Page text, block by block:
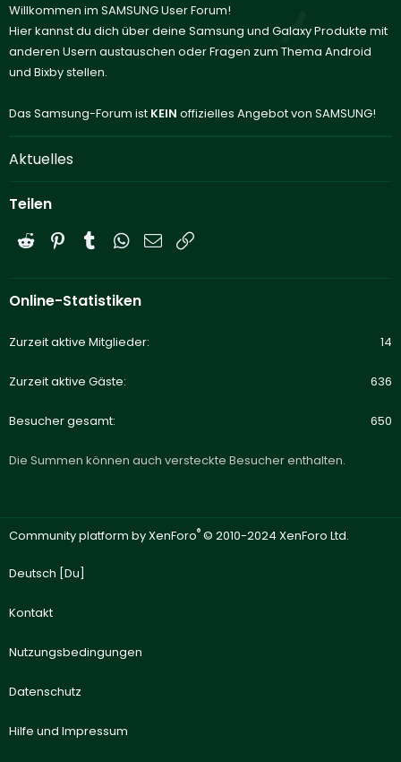
Willkommen im SAMSUNG User Forum!
Hier kannst du dich über deine Samsung und Galaxy Produkte mit
anderen Usern austauschen oder Fragen zum Thema Android
und Bixby stellen.
Das Samsung-Forum ist KEIN offizielles Angebot von SAMSUNG!
Aktuelles
Teilen
Reddit PinterestTumblrWhatsApp
E-Mail
Online-Statistiken
Zurzeit aktive Mitglieder 14
Zurzeit aktive Gäste 636
Besucher gesamt 650
Die Summen können auch versteckte Besucher enthalten.
Community platform by XenForo® © 2010-2024 XenForo Ltd.
Deutsch [Du]
Kontakt
Nutzungsbedingungen
Datenschutz
Hilfe und Impressum